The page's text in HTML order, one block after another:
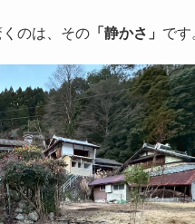
のは、その 「静かさ」 です